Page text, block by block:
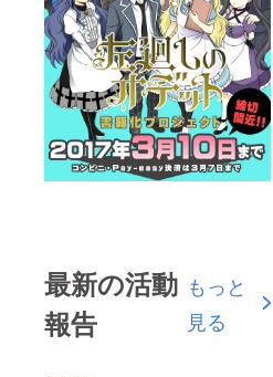
最新の活動
報告
もっと
見る